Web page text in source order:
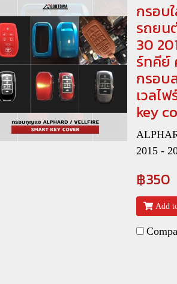
กรอบ
รถยน
30
ร์ทคีย์
กรอบ
เวลไ
key
2015 -
฿350
Add